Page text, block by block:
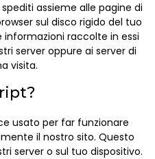
assieme alle pagine di
sul disco rigido del tuo
informazioni raccolte in essi
server oppure ai server di
visita.
usato per far funzionare
il nostro sito. Questo
server o sul tuo dispositivo.